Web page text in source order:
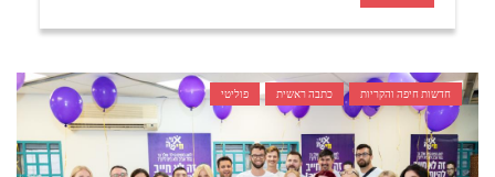
חדשות חיפה והקריות כתבה ראשית פוליטי